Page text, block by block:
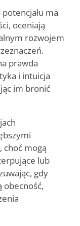
ma
oceniają
rozwojem
prawda
i intuicja
im bronić
choć mogą
lub
gdy
obecność,